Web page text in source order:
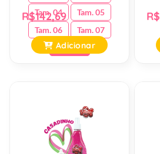
Tam. 04
Tam. 05
Tam. 06
Tam. 07
Tam. 08
R$142,69
Adicionar